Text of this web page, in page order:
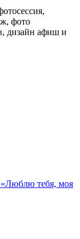
фото
дизайн афиш и
тебя, моя